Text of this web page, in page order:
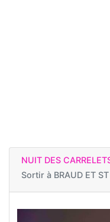
NUIT DES
Sortir à BRAUD ET